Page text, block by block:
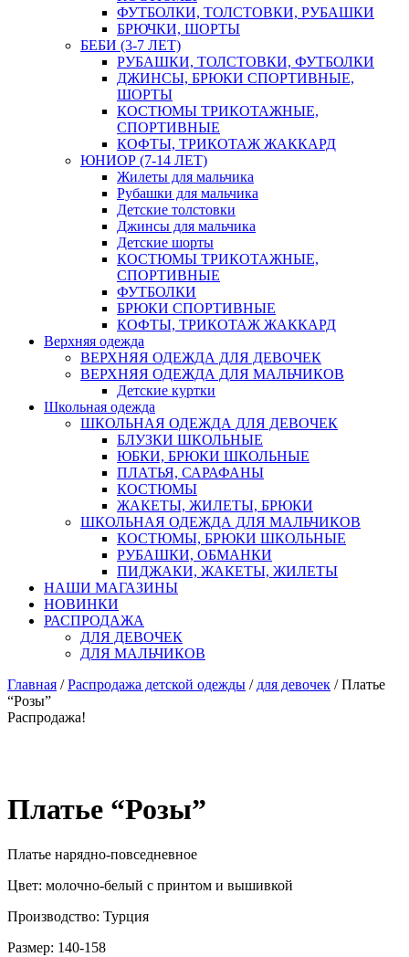
ФУТБОЛКИ, ТОЛСТОВКИ, РУБАШКИ
БРЮЧКИ, ШОРТЫ
БЕБИ (3-7 ЛЕТ)
РУБАШКИ, ТОЛСТОВКИ, ФУТБОЛКИ
ДЖИНСЫ, БРЮКИ СПОРТИВНЫЕ,
ШОРТЫ
КОСТЮМЫ ТРИКОТАЖНЫЕ,
СПОРТИВНЫЕ
КОФТЫ, ТРИКОТАЖ ЖАККАРД
ЮНИОР (7-14 ЛЕТ)
Жилеты для мальчика
Рубашки для мальчика
Детские толстовки
Джинсы для мальчика
Детские шорты
КОСТЮМЫ ТРИКОТАЖНЫЕ,
СПОРТИВНЫЕ
ФУТБОЛКИ
БРЮКИ СПОРТИВНЫЕ
КОФТЫ, ТРИКОТАЖ ЖАККАРД
Верхняя одежда
ВЕРХНЯЯ ОДЕЖДА ДЛЯ ДЕВОЧЕК
ВЕРХНЯЯ ОДЕЖДА ДЛЯ МАЛЬЧИКОВ
Детские куртки
Школьная одежда
ШКОЛЬНАЯ ОДЕЖДА ДЛЯ ДЕВОЧЕК
БЛУЗКИ ШКОЛЬНЫЕ
ЮБКИ, БРЮКИ ШКОЛЬНЫЕ
ПЛАТЬЯ, САРАФАНЫ
КОСТЮМЫ
ЖАКЕТЫ, ЖИЛЕТЫ, БРЮКИ
ШКОЛЬНАЯ ОДЕЖДА ДЛЯ МАЛЬЧИКОВ
КОСТЮМЫ, БРЮКИ ШКОЛЬНЫЕ
РУБАШКИ, ОБМАНКИ
ПИДЖАКИ, ЖАКЕТЫ, ЖИЛЕТЫ
НАШИ МАГАЗИНЫ
НОВИНКИ
РАСПРОДАЖА
ДЛЯ ДЕВОЧЕК
ДЛЯ МАЛЬЧИКОВ
Главная /Распродажа детской одежды / для девочек / Платье
“Розы”
Распродажа!
Платье “Розы”
Платье нарядно-повседневное
Цвет: молочно-белый с принтом и вышивкой
Производство: Турция
Размер: 140-158